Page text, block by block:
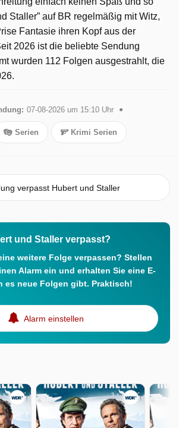
Staller” auf BR regelmäßig mit Witz,
Fantasie ihren Kopf aus der
2026 ist die beliebte Sendung
wurden 112 Folgen ausgestrahlt, die
07-08-2026 um 15:10 Uhr
Serien Krimi Serien
verpasst Hubert und Staller
und Staller verpasst?
weitere Folge verpassen? Stellen
Alarm ein und erhalten Sie eine E-
es neue Folgen gibt. Praktisch!
Alarm einstellen